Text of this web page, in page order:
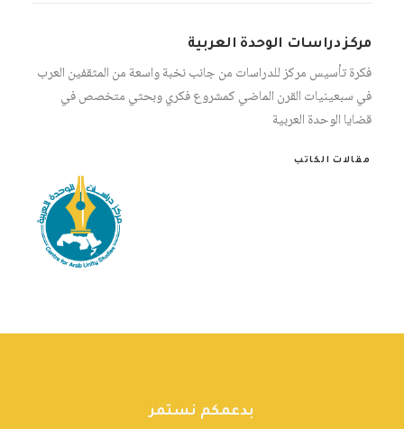
مركز دراسات الوحدة العربية
فكرة تأسيس مركز للدراسات من جانب نخبة واسعة من المثقفين العرب
في سبعينيات القرن الماضي كمشروع فكري وبحثي متخصص في
قضايا الوحدة العربية
مقالات الكاتب
بدعمكم نستمر